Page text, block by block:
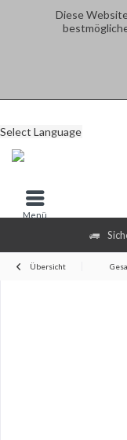
Diese
Select Language
Menü
Übersicht